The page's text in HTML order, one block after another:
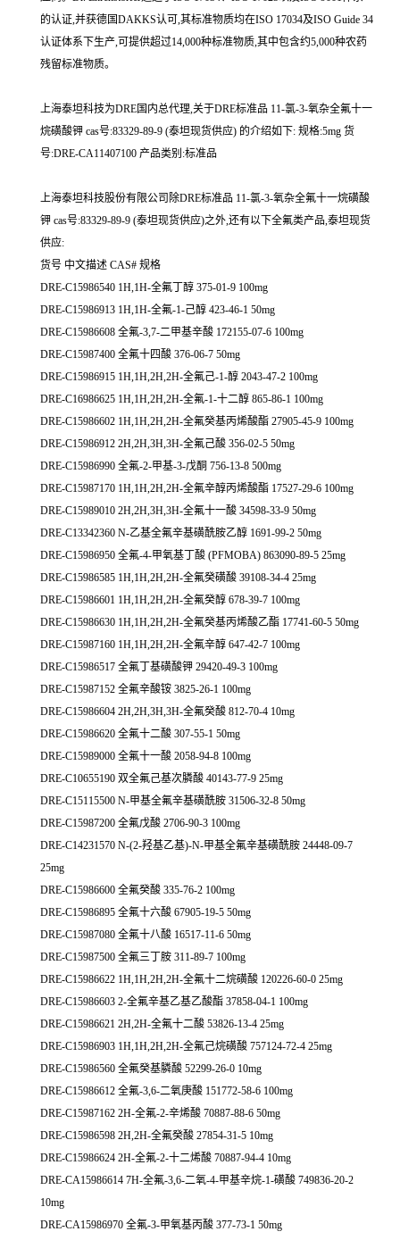
的认证,并获德国DAKKS认可,其标准物质均在ISO 17034及ISO Guide 34
认证体系下生产,可提供超过14,000种标准物质,其中包含约5,000种农药
残留标准物质。
上海泰坦科技为DRE国内总代理,关于DRE标准品 11-氯-3-氧杂全氟十一
烷磺酸钾 cas号:83329-89-9 (泰坦现货供应) 的介绍如下: 规格:5mg 货
号:DRE-CA11407100 产品类别:标准品
上海泰坦科技股份有限公司除DRE标准品 11-氯-3-氧杂全氟十一烷磺酸
钾 cas号:83329-89-9 (泰坦现货供应)之外,还有以下全氟类产品,泰坦现货
供应:
货号 中文描述 CAS# 规格
DRE-C15986540 1H,1H-全氟丁醇 375-01-9 100mg
DRE-C15986913 1H,1H-全氟-1-己醇 423-46-1 50mg
DRE-C15986608 全氟-3,7-二甲基辛酸 172155-07-6 100mg
DRE-C15987400 全氟十四酸 376-06-7 50mg
DRE-C15986915 1H,1H,2H,2H-全氟己-1-醇 2043-47-2 100mg
DRE-C16986625 1H,1H,2H,2H-全氟-1-十二醇 865-86-1 100mg
DRE-C15986602 1H,1H,2H,2H-全氟癸基丙烯酸酯 27905-45-9 100mg
DRE-C15986912 2H,2H,3H,3H-全氟己酸 356-02-5 50mg
DRE-C15986990 全氟-2-甲基-3-戊酮 756-13-8 500mg
DRE-C15987170 1H,1H,2H,2H-全氟辛醇丙烯酸酯 17527-29-6 100mg
DRE-C15989010 2H,2H,3H,3H-全氟十一酸 34598-33-9 50mg
DRE-C13342360 N-乙基全氟辛基磺酰胺乙醇 1691-99-2 50mg
DRE-C15986950 全氟-4-甲氧基丁酸 (PFMOBA) 863090-89-5 25mg
DRE-C15986585 1H,1H,2H,2H-全氟癸磺酸 39108-34-4 25mg
DRE-C15986601 1H,1H,2H,2H-全氟癸醇 678-39-7 100mg
DRE-C15986630 1H,1H,2H,2H-全氟癸基丙烯酸乙酯 17741-60-5 50mg
DRE-C15987160 1H,1H,2H,2H-全氟辛醇 647-42-7 100mg
DRE-C15986517 全氟丁基磺酸钾 29420-49-3 100mg
DRE-C15987152 全氟辛酸铵 3825-26-1 100mg
DRE-C15986604 2H,2H,3H,3H-全氟癸酸 812-70-4 10mg
DRE-C15986620 全氟十二酸 307-55-1 50mg
DRE-C15989000 全氟十一酸 2058-94-8 100mg
DRE-C10655190 双全氟己基次膦酸 40143-77-9 25mg
DRE-C15115500 N-甲基全氟辛基磺酰胺 31506-32-8 50mg
DRE-C15987200 全氟戊酸 2706-90-3 100mg
DRE-C14231570 N-(2-羟基乙基)-N-甲基全氟辛基磺酰胺 24448-09-7
25mg
DRE-C15986600 全氟癸酸 335-76-2 100mg
DRE-C15986895 全氟十六酸 67905-19-5 50mg
DRE-C15987080 全氟十八酸 16517-11-6 50mg
DRE-C15987500 全氟三丁胺 311-89-7 100mg
DRE-C15986622 1H,1H,2H,2H-全氟十二烷磺酸 120226-60-0 25mg
DRE-C15986603 2-全氟辛基乙基乙酸酯 37858-04-1 100mg
DRE-C15986621 2H,2H-全氟十二酸 53826-13-4 25mg
DRE-C15986903 1H,1H,2H,2H-全氟己烷磺酸 757124-72-4 25mg
DRE-C15986560 全氟癸基膦酸 52299-26-0 10mg
DRE-C15986612 全氟-3,6-二氧庚酸 151772-58-6 100mg
DRE-C15987162 2H-全氟-2-辛烯酸 70887-88-6 50mg
DRE-C15986598 2H,2H-全氟癸酸 27854-31-5 10mg
DRE-C15986624 2H-全氟-2-十二烯酸 70887-94-4 10mg
DRE-CA15986614 7H-全氟-3,6-二氧-4-甲基辛烷-1-磺酸 749836-20-2
10mg
DRE-CA15986970 全氟-3-甲氧基丙酸 377-73-1 50mg